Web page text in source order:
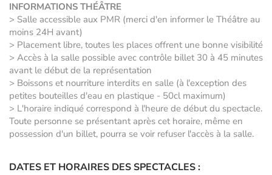
INFORMATIONS THÉÂTRE
> Salle accessible aux PMR (merci d'en informer le Théâtre au
moins 24H avant)
> Placement libre, toutes les places offrent une bonne visibilité
> Accès à la salle possible avec contrôle billet 30 à 45 minutes
avant le début de la représentation
> Boissons et nourriture interdits en salle (à l'exception des
petites bouteilles d'eau en plastique - 50cl maximum)
> L'horaire indiqué correspond à l'heure de début du spectacle.
Toute personne se présentant après cet horaire, même en
possession d'un billet, pourra se voir refuser l'accès à la salle.
DATES ET HORAIRES DES SPECTACLES :